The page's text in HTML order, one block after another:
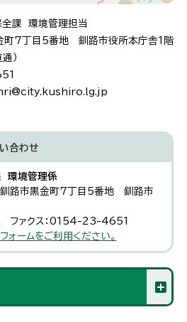
課 環境管理担当
7丁目5番地 釧路市役所本庁舎1階
）
合わせ
環境管理係
市黒金町7丁目5番地 釧路市
ファクス：0154-23-4651
ォームをご利用ください。